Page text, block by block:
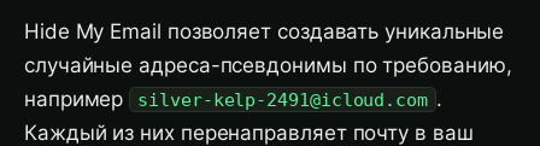
Hide My Email позволяет создавать уникальные
случайные адреса-псевдонимы по требованию,
например
silver-kelp-2491@icloud.com .
Каждый из них перенаправляет почту в ваш